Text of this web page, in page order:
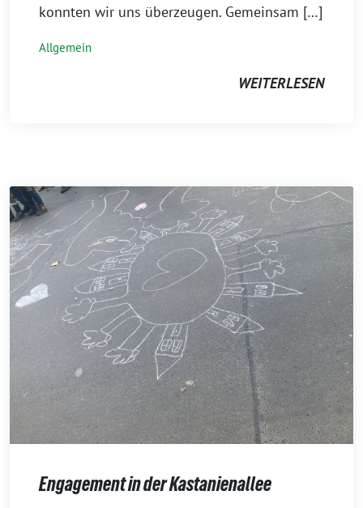
konnten wir uns überzeugen. Gemeinsam […]
Allgemein
WEITERLESEN
Engagement in der Kastanienallee